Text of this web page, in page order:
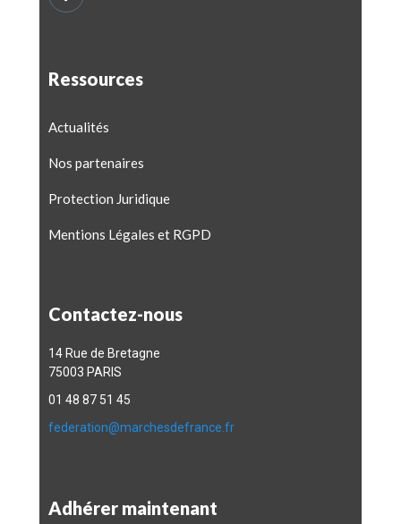
Ressources
Actualités
Nos partenaires
Protection Juridique
Mentions Légales et RGPD
Contactez-nous
14 Rue de Bretagne
75003 PARIS
01 48 87 51 45
federation@marchesdefrance.fr
Adhérer maintenant